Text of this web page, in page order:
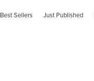
Best Sellers Just Published